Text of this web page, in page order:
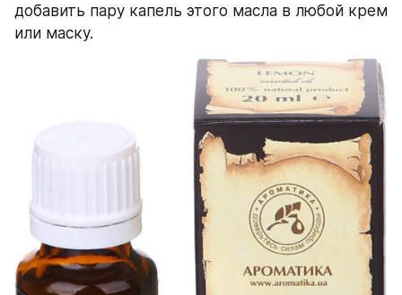
добавить пару капель этого масла в любой крем
или маску.